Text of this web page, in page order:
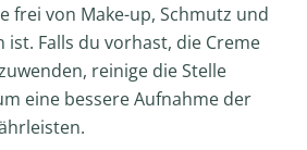
frei von Make-up, Schmutz und
ist. Falls du vorhast, die Creme
reinige die Stelle
eine bessere Aufnahme der